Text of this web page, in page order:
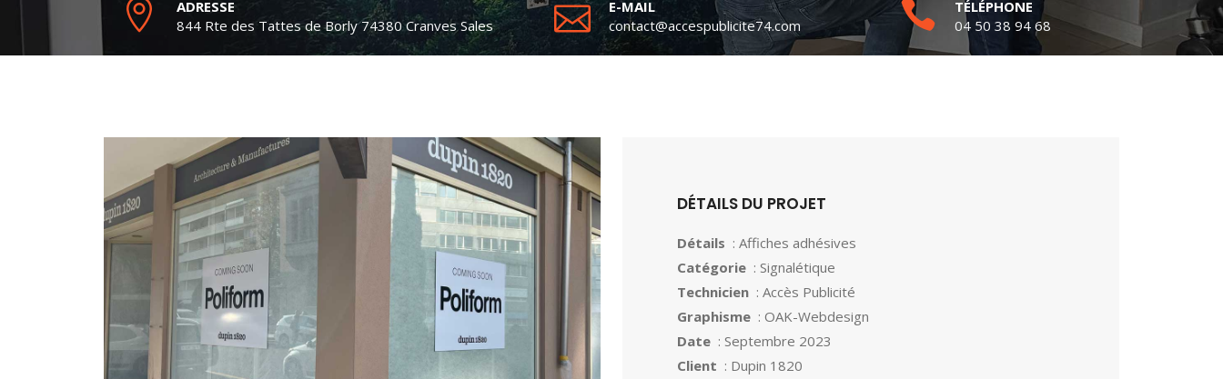
ADRESSE
844 Rte des Tattes de Borly 74380 Cranves Sales
E-MAIL
contact@accespublicite74.com
TÉLÉPHONE
04 50 38 94 68
DÉTAILS DU PROJET
Détails : Affiches adhésives
Catégorie : Signalétique
Technicien : Accès Publicité
Graphisme : OAK-Webdesign
Date : Septembre 2023
Client : Dupin 1820